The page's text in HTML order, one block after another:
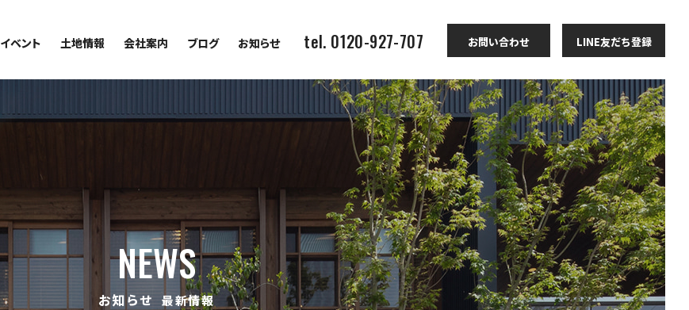
お問い合わせ LINE友だち登録
tel. 0120-927-707
イベント 土地情報 会社案内 ブログ お知らせ
NEWS
お知らせ 最新情報